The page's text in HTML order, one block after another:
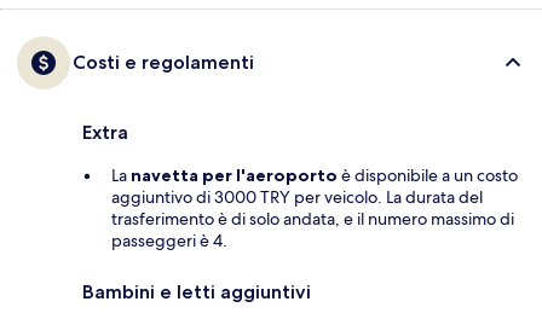
Costi e regolamenti
Extra
La navetta per l'aeroporto è disponibile a un costo
aggiuntivo di 3000 TRY per veicolo. La durata del
trasferimento è di solo andata, e il numero massimo di
passeggeri è 4.
Bambini e letti aggiuntivi